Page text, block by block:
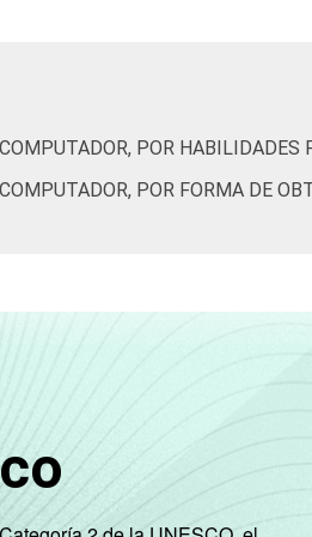
27 19
36 29
54 44
72
74
POR HABILIDADES
POR FORMA DE